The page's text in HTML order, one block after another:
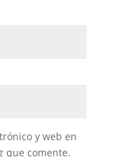
y web en
que comente.